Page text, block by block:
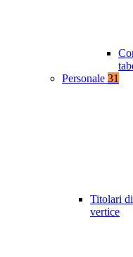
Personale 31
Titolari
vertice